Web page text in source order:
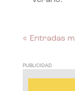
« Entradas
PUBLICIDAD